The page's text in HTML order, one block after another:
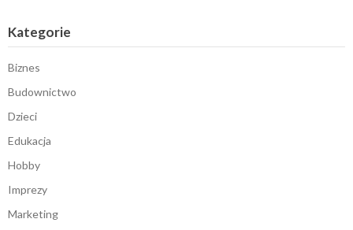
Kategorie
Biznes
Budownictwo
Dzieci
Edukacja
Hobby
Imprezy
Marketing